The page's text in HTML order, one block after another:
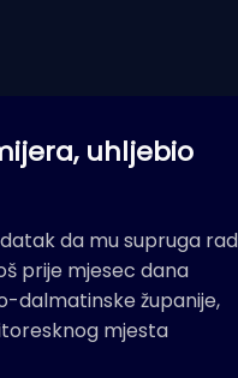
uhljebio
da mu supruga
prije mjesec dana
dalmatinske županije,
mjesta